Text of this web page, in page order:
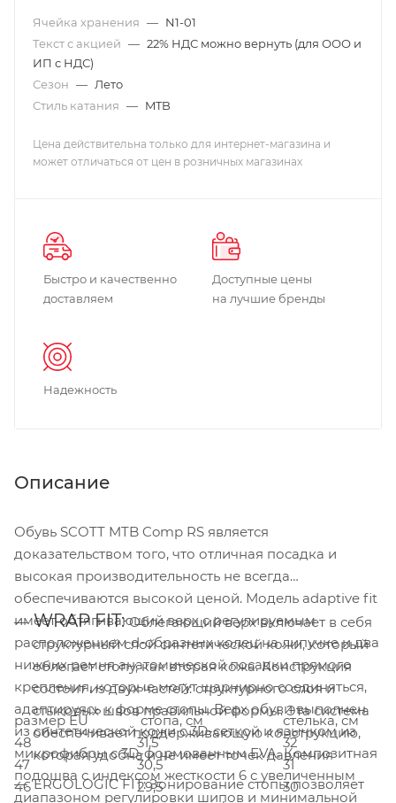
Ячейка хранения — N1-01
Текст с акцией — 22% НДС можно вернуть (для ООО и
ИП с НДС)
Сезон — Лето
Стиль катания — MTB
Цена действительна только для интернет-магазина и
может отличаться от цен в розничных магазинах
Быстро и качественно
доставляем
Доступные цены
на лучшие бренды
Надежность
Описание
Обувь SCOTT MTB Comp RS является
доказательством того, что отличная посадка и
высокая производительность не всегда
обеспечиваются высокой ценой. Модель adaptive fit
имеет обтягивающий верх с регулируемым
расположением d-образных колец на липучке и два
нижних ремня анатомической посадки прямого
крепления, которые могут шарнирно соединяться,
адаптируясь к форме стопы. Верх обуви выполнен
из синтетической кожи с 3D-сеткой и язычком из
микрофибры с 3D-формованным EVA. Композитная
подошва с индексом жесткости 6 с увеличенным
диапазоном регулировки шипов и минимальной
WRAP FIT:Облегающий верх включает в себя
структурный слой синтетической кожи, который
облегает стопу, как вторая кожа. Конструкция
состоит из двух частей: структурного слоя и
стыковых швов правильной формы. Эта система
обеспечивает поддерживающую конструкцию,
которая удобна и не имеет точек давления
ERGOLOGIC FIT: Зонирование стопы позволяет
размер EU стопа, см
стелька, см
48
31,5
32
47
30,5
31
46
29,5
30